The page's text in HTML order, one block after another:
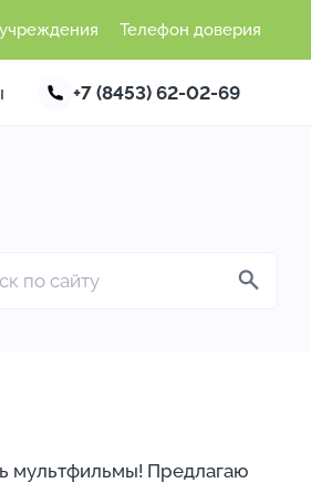
Телефон доверия
+7 (8453) 62-02-69
мультфильмы! Предлагаю